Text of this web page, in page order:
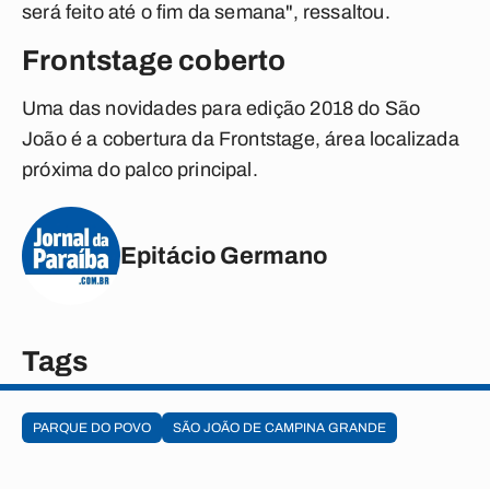
será feito até o fim da semana", ressaltou.
Frontstage coberto
Uma das novidades para edição 2018 do São
João é a cobertura da Frontstage, área localizada
próxima do palco principal.
Epitácio Germano
Tags
PARQUE DO POVO SÃO JOÃO DE CAMPINA GRANDE